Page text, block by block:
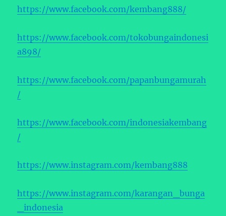
https://www.facebook.com/kembang888/
https://www.facebook.com/tokobungaindonesi
a898/
https://www.facebook.com/papanbungamurah
/
https://www.facebook.com/indonesiakembang
/
https://www.instagram.com/kembang888
https://www.instagram.com/karangan_bunga
_indonesia